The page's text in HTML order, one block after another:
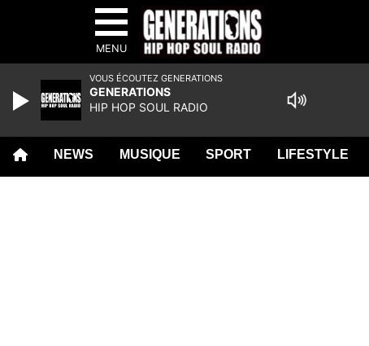
MENU
NEWS MUSIQUE SPORT LIFESTYLE
VOUS ÉCOUTEZ GENERATIONS
GENERATIONS
HIP HOP SOUL RADIO